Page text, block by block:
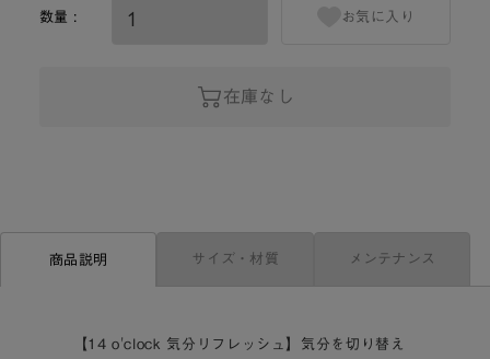
数量 :
在庫なし
お気に入り
商品説明 サイズ・材質 メンテナンス
【14 o'clock 気分リフレッシュ】気分を切り替え